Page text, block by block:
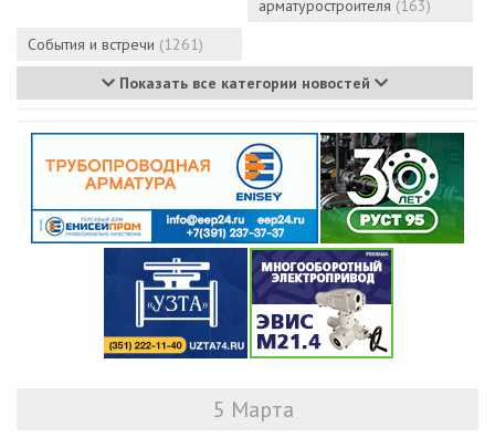
арматуростроителя (163)
События и встречи (1261)
Показать все категории новостей
5 Марта